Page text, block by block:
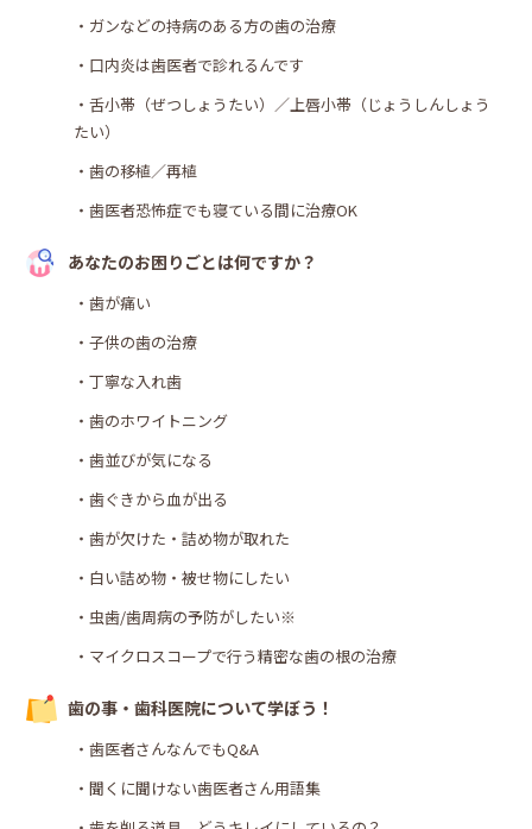
・ガンなどの持病のある方の歯の治療
・口内炎は歯医者で診れるんです
・舌小帯（ぜつしょうたい）／上唇小帯（じょうしんしょう
たい）
・歯の移植／再植
・歯医者恐怖症でも寝ている間に治療OK
あなたのお困りごとは何ですか？
・歯が痛い
・子供の歯の治療
・丁寧な入れ歯
・歯のホワイトニング
・歯並びが気になる
・歯ぐきから血が出る
・歯が欠けた・詰め物が取れた
・白い詰め物・被せ物にしたい
・虫歯/歯周病の予防がしたい※
・マイクロスコープで行う精密な歯の根の治療
歯の事・歯科医院について学ぼう！
・歯医者さんなんでもQ&A
・聞くに聞けない歯医者さん用語集